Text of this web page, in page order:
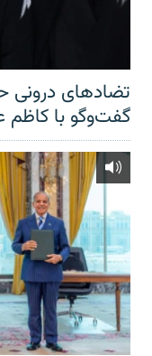
تضادهای درونی
گفت‌‌وگو با کاظم